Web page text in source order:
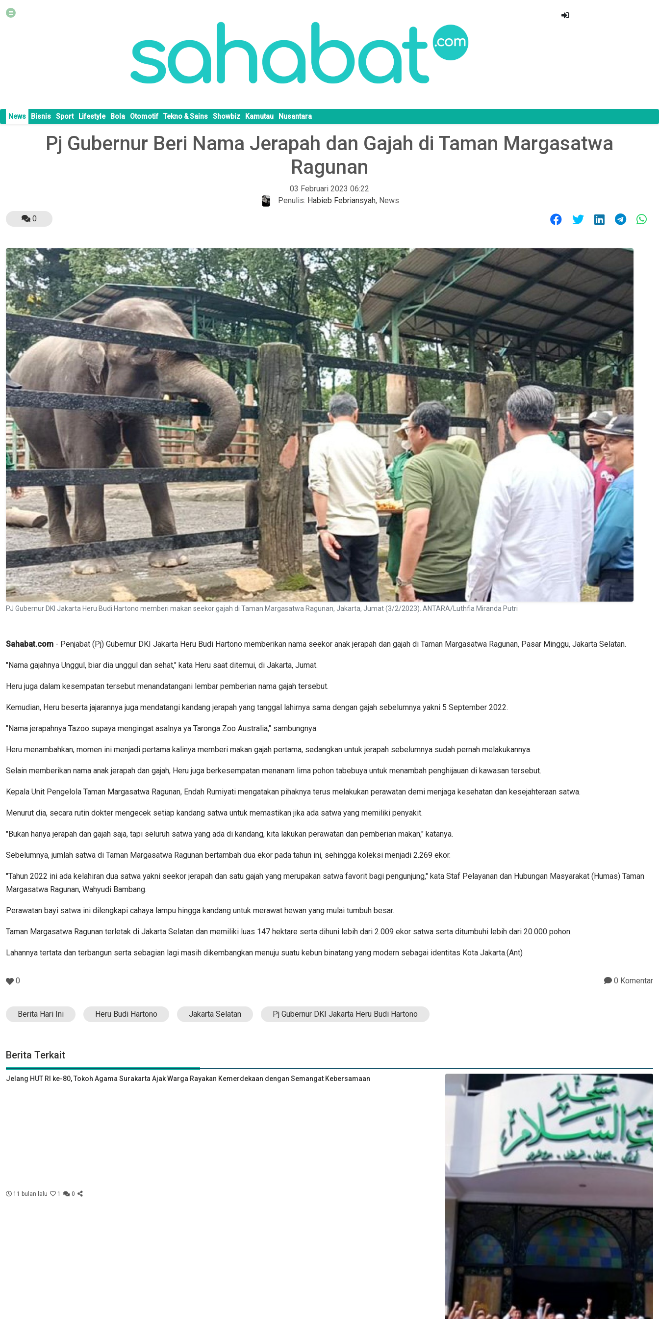
News Bisnis Sport Lifestyle Bola Otomotif Tekno & Sains Showbiz Kamutau Nusantara
Pj Gubernur Beri Nama Jerapah dan Gajah di Taman Margasatwa
Ragunan
03 Februari 2023 06:22
Penulis: Habieb Febriansyah, News
0
PJ Gubernur DKI Jakarta Heru Budi Hartono memberi makan seekor gajah di Taman Margasatwa Ragunan, Jakarta, Jumat (3/2/2023). ANTARA/Luthfia Miranda Putri
Sahabat.com - Penjabat (Pj) Gubernur DKI Jakarta Heru Budi Hartono memberikan nama seekor anak jerapah dan gajah di Taman Margasatwa Ragunan, Pasar Minggu, Jakarta Selatan.
"Nama gajahnya Unggul, biar dia unggul dan sehat," kata Heru saat ditemui, di Jakarta, Jumat.
Heru juga dalam kesempatan tersebut menandatangani lembar pemberian nama gajah tersebut.
Kemudian, Heru beserta jajarannya juga mendatangi kandang jerapah yang tanggal lahirnya sama dengan gajah sebelumnya yakni 5 September 2022.
"Nama jerapahnya Tazoo supaya mengingat asalnya ya Taronga Zoo Australia," sambungnya.
Heru menambahkan, momen ini menjadi pertama kalinya memberi makan gajah pertama, sedangkan untuk jerapah sebelumnya sudah pernah melakukannya.
Selain memberikan nama anak jerapah dan gajah, Heru juga berkesempatan menanam lima pohon tabebuya untuk menambah penghijauan di kawasan tersebut.
Kepala Unit Pengelola Taman Margasatwa Ragunan, Endah Rumiyati mengatakan pihaknya terus melakukan perawatan demi menjaga kesehatan dan kesejahteraan satwa.
Menurut dia, secara rutin dokter mengecek setiap kandang satwa untuk memastikan jika ada satwa yang memiliki penyakit.
"Bukan hanya jerapah dan gajah saja, tapi seluruh satwa yang ada di kandang, kita lakukan perawatan dan pemberian makan," katanya.
Sebelumnya, jumlah satwa di Taman Margasatwa Ragunan bertambah dua ekor pada tahun ini, sehingga koleksi menjadi 2.269 ekor.
"Tahun 2022 ini ada kelahiran dua satwa yakni seekor jerapah dan satu gajah yang merupakan satwa favorit bagi pengunjung," kata Staf Pelayanan dan Hubungan Masyarakat (Humas) Taman
Margasatwa Ragunan, Wahyudi Bambang.
Perawatan bayi satwa ini dilengkapi cahaya lampu hingga kandang untuk merawat hewan yang mulai tumbuh besar.
Taman Margasatwa Ragunan terletak di Jakarta Selatan dan memiliki luas 147 hektare serta dihuni lebih dari 2.009 ekor satwa serta ditumbuhi lebih dari 20.000 pohon.
Lahannya tertata dan terbangun serta sebagian lagi masih dikembangkan menuju suatu kebun binatang yang modern sebagai identitas Kota Jakarta.(Ant)
0 0 Komentar
Berita Hari Ini Heru Budi Hartono Jakarta Selatan Pj Gubernur DKI Jakarta Heru Budi Hartono
Berita Terkait
Jelang HUT RI ke-80, Tokoh Agama Surakarta Ajak Warga Rayakan Kemerdekaan dengan Semangat Kebersamaan
11 bulan lalu 1 0